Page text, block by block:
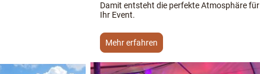
Damit entsteht die perfekte Atmosphäre für
Ihr Event.
Mehr erfahren